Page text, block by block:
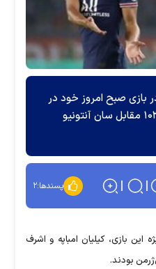
بازی صبح امروز خود در
لیگ NBA با حساب ۱۳۹ بر ۱۰۳ مقابل سان آنتونیو
پسندها:۲
این بازی، کیلیان امباپه و اشرف
بودند.